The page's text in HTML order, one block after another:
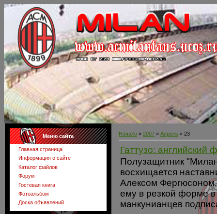
Меню сайта
Главная страница
Информация о сайте
Каталог файлов
Форум
Гостевая книга
Фотоальбом
Доска объявлений
Начало » 2007 » Апрель » 23
Гаттузо: английский
Полузащитник
восхищается
Алексом
ему в резкой форме
манкунианцев